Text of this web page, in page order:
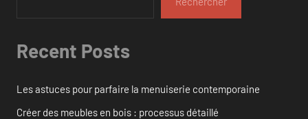
Recent Posts
Les astuces pour parfaire la menuiserie contemporaine
Créer des meubles en bois : processus détaillé